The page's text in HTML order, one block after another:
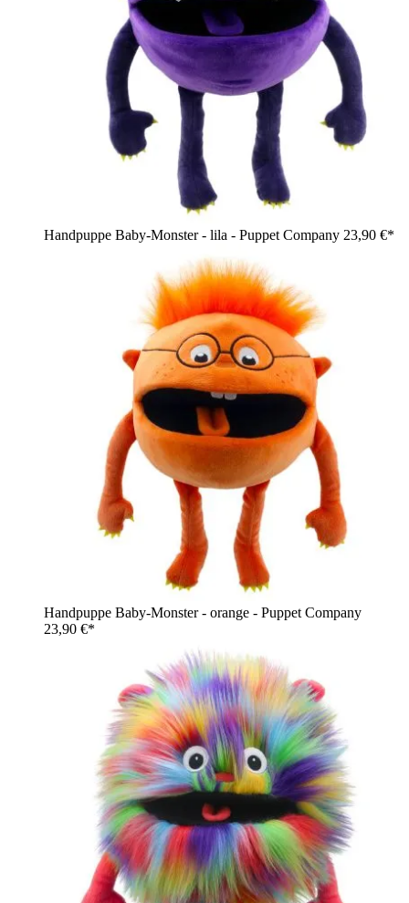
Handpuppe Baby-Monster - lila - Puppet Company 23,90 €*
Handpuppe Baby-Monster - orange - Puppet Company
23,90 €*